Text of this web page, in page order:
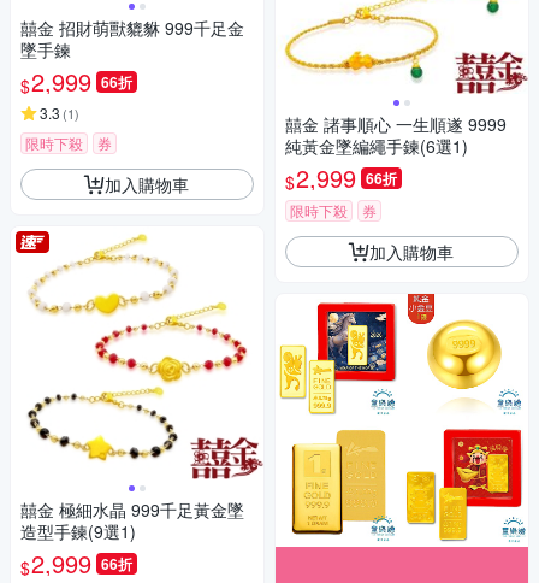
囍金 招財萌獸貔貅 999千足金
墜手鍊
$2,999 66折
3.3 (1)
限時下殺 券
加入購物車
囍金 極細水晶 999千足黃金墜
造型手鍊(9選1)
$2,999 66折
囍金 諸事順心 一生順遂 9999
純黃金墜編繩手鍊(6選1)
$2,999 66折
限時下殺 券
加入購物車